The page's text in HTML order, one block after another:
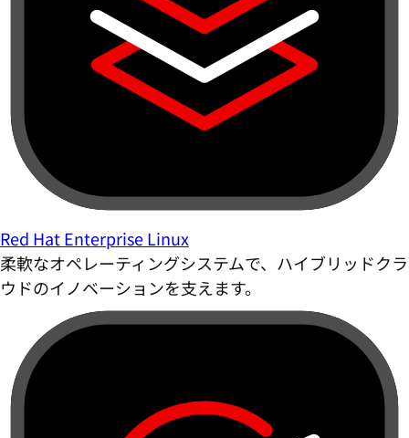
Red Hat Enterprise Linux
柔軟なオペレーティングシステムで、ハイブリッドクラ
ウドのイノベーションを支えます。